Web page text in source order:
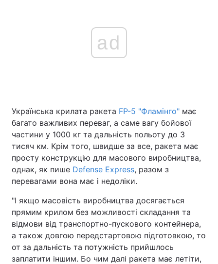
Головна Війна
Україна Політика
Економіка
Спорт Наука
Техно і зв'язок Лайт
Зброя Інциденти
Здоров'я Туризм
ad
Українська крилата ракета FP-5 "Фламінго" має
багато важливих переваг, а саме вагу бойової
частини у 1000 кг та дальність польоту до 3
тисяч км. Крім того, швидше за все, ракета має
просту конструкцію для масового виробництва,
однак, як пише Defense Express, разом з
перевагами вона має і недоліки.
"І якщо масовість виробництва досягається
прямим крилом без можливості складання та
відмови від транспортно-пускового контейнера,
а також довгою передстартовою підготовкою, то
от за дальність та потужність прийшлось
заплатити іншим. Бо чим далі ракета має летіти,